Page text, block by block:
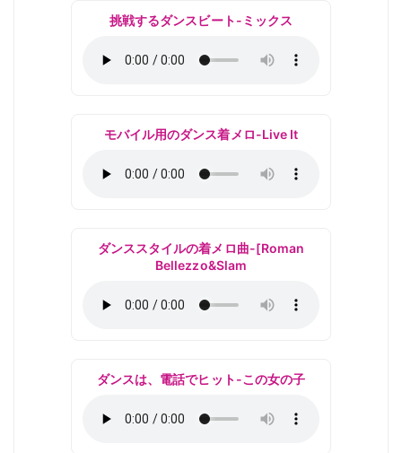
挑戦するダンスビート-ミックス
モバイル用のダンス着メロ-Live It
ダンススタイルの着メロ曲-[Roman
Bellezzo&Slam
ダンスは、電話でヒット-この女の子